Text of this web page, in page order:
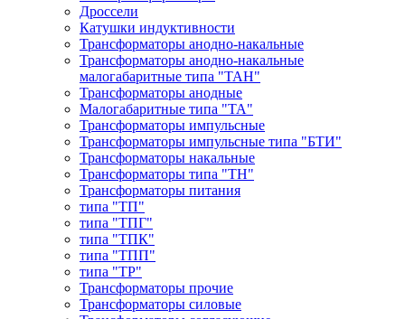
Дроссели
Катушки индуктивности
Трансформаторы анодно-накальные
Трансформаторы анодно-накальные
малогабаритные типа "ТАН"
Трансформаторы анодные
Малогабаритные типа "ТА"
Трансформаторы импульсные
Трансформаторы импульсные типа "БТИ"
Трансформаторы накальные
Трансформаторы типа "ТН"
Трансформаторы питания
типа "ТП"
типа "ТПГ"
типа "ТПК"
типа "ТПП"
типа "ТР"
Трансформаторы прочие
Трансформаторы силовые